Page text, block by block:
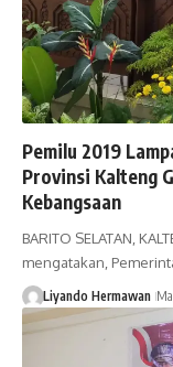
Pemilu 2019
Provinsi Kalteng
Kebangsaan
BARITO SELATAN,
mengatakan,
Liyando Hermawan